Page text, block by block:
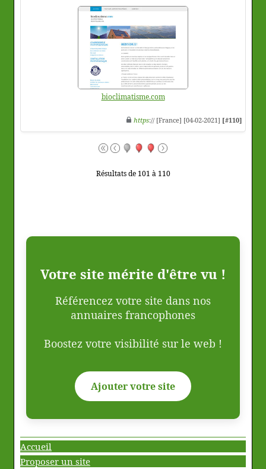
bioclimatisme.com
https:// [France] [04-02-2021] [#110]
Résultats de 101 à 110
Votre site mérite d'être vu !
Référencez votre site dans nos
annuaires francophones
Boostez votre visibilité sur le web !
Ajouter votre site
Accueil
Proposer un site